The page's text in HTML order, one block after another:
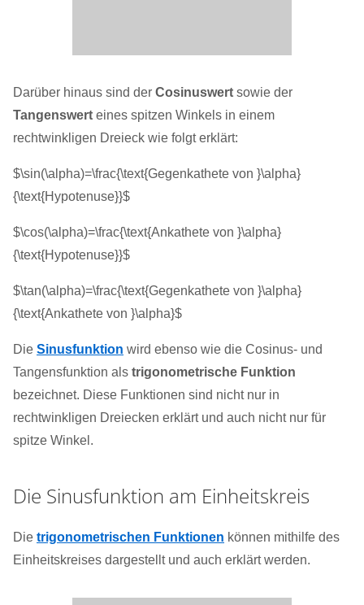
Darüber hinaus sind der Cosinuswert sowie der
Tangenswert eines spitzen Winkels in einem
rechtwinkligen Dreieck wie folgt erklärt:
$\sin(\alpha)=\frac{\text{Gegenkathete von }\alpha}
{\text{Hypotenuse}}$
$\cos(\alpha)=\frac{\text{Ankathete von }\alpha}
{\text{Hypotenuse}}$
$\tan(\alpha)=\frac{\text{Gegenkathete von }\alpha}
{\text{Ankathete von }\alpha}$
Die Sinusfunktion wird ebenso wie die Cosinus- und
Tangensfunktion als trigonometrische Funktion
bezeichnet. Diese Funktionen sind nicht nur in
rechtwinkligen Dreiecken erklärt und auch nicht nur für
spitze Winkel.
Die Sinusfunktion am Einheitskreis
Die trigonometrischen Funktionen können mithilfe des
Einheitskreises dargestellt und auch erklärt werden.